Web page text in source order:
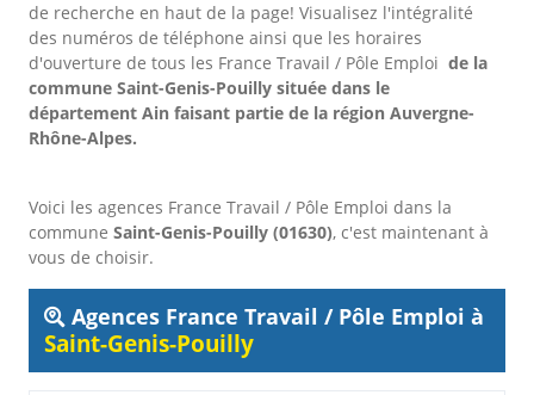
de recherche en haut de la page! Visualisez l'intégralité
des numéros de téléphone ainsi que les horaires
d'ouverture de tous les France Travail / Pôle Emploi de la
commune Saint-Genis-Pouilly située dans le
département Ain faisant partie de la région Auvergne-
Rhône-Alpes.
Voici les agences France Travail / Pôle Emploi dans la
commune Saint-Genis-Pouilly (01630), c'est maintenant à
vous de choisir.
Agences France Travail / Pôle Emploi à
Saint-Genis-Pouilly